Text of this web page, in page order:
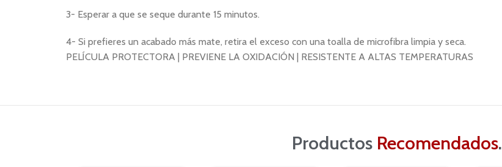
3- Esperar a que se seque durante 15 minutos.
4- Si prefieres un acabado más mate, retira el exceso con una toalla de microfibra limpia y seca.
PELÍCULA PROTECTORA | PREVIENE LA OXIDACIÓN | RESISTENTE A ALTAS TEMPERATURAS
Productos Recomendados.